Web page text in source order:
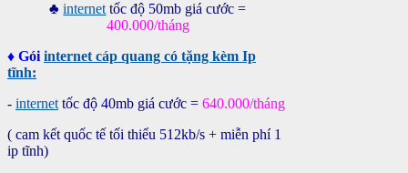
♣internet tốc độ 50mb giá cước =
400.000/tháng
♦ Gói internet cáp quang có tặng kèm Ip
tĩnh:
- internet tốc độ 40mb giá cước = 640.000/tháng
( cam kết quốc tế tối thiểu 512kb/s + miễn phí 1
ip tĩnh)